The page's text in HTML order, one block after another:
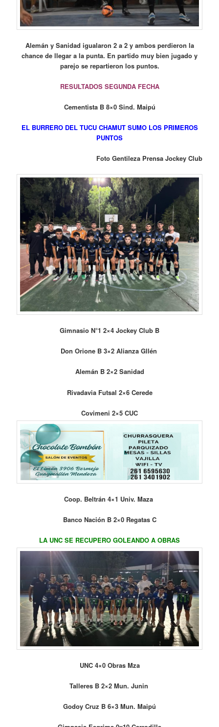
Alemán y Sanidad igualaron 2 a 2 y ambos perdieron la
chance de llegar a la punta. En partido muy bien jugado y
parejo se repartieron los puntos.
RESULTADOS SEGUNDA FECHA
Cementista B 8×0 Sind. Maipú
EL BURRERO DEL TUCU CHAMUT SUMO LOS PRIMEROS
PUNTOS
Foto Gentileza Prensa Jockey Club
Gimnasio N°1 2×4 Jockey Club B
Don Orione B 3×2 Alianza Gllén
Alemán B 2×2 Sanidad
Rivadavia Futsal 2×6 Cerede
Covimeni 2×5 CUC
Coop. Beltrán 4×1 Univ. Maza
Banco Nación B 2×0 Regatas C
LA UNC SE RECUPERO GOLEANDO A OBRAS
UNC 4×0 Obras Mza
Talleres B 2×2 Mun. Junin
Godoy Cruz B 6×3 Mun. Maipú